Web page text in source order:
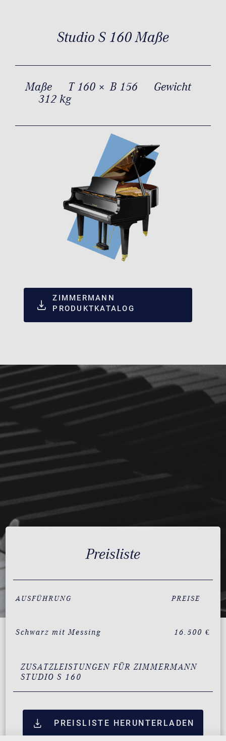
Studio S 160 Maße
Maße T 160 × B 156
Gewicht
312 kg
ZIMMERMANN
PRODUKTKATALOG
Preisliste
AUSFÜHRUNG PREISE
Schwarz mit Messing 16.500 €
ZUSATZLEISTUNGEN FÜR ZIMMERMANN
STUDIO S 160
PREISLISTE HERUNTERLADEN